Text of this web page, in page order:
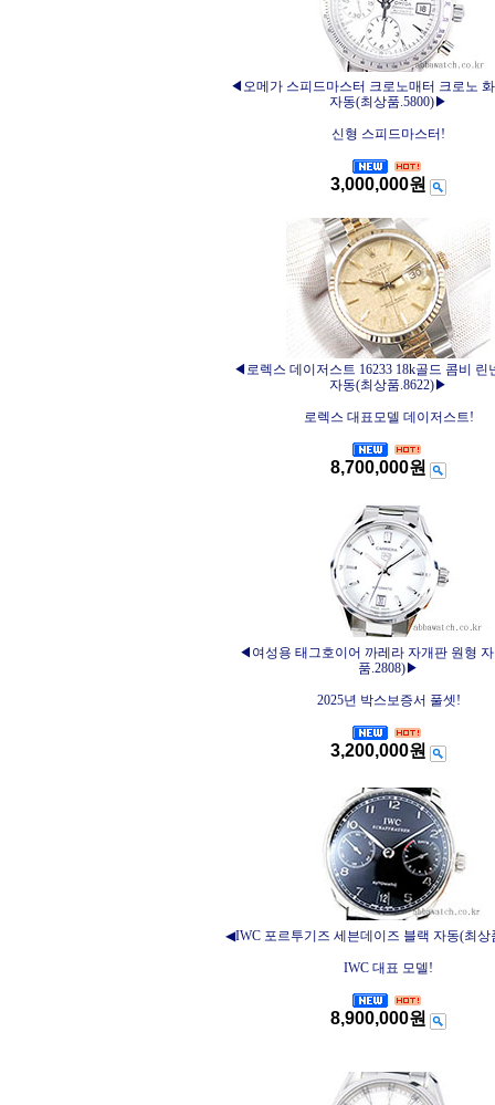
◀오메가 스피드마스터 크로노매터 크로노
자동(최상품.5800)▶
신형 스피드마스터!
3,000,000원
◀로렉스 데이저스트 16233 18k골드 콤비 린
자동(최상품.8622)▶
로렉스 대표모델 데이저스트!
8,700,000원
◀여성용 태그호이어 까레라 자개판 원형
품.2808)▶
2025년 박스보증서 풀셋!
3,200,000원
◀IWC 포르투기즈 세븐데이즈 블랙 자동(최
IWC 대표 모델!
8,900,000원